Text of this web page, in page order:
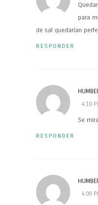
para
de sal quedarían
RESPONDER
4:10
Se
RESPONDER
4:09